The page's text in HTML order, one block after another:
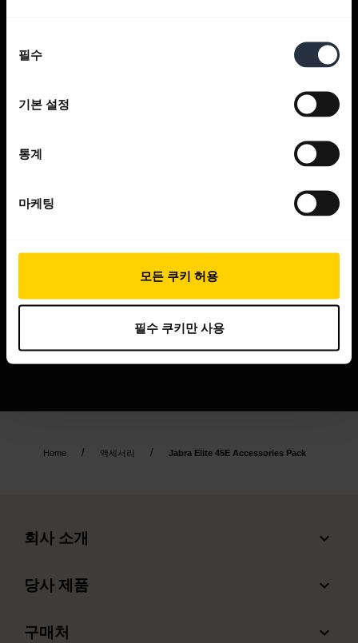
필수
기본 설정
통계
마케팅
모든 쿠키 허용
필수 쿠키만 사용
호환성 가이드
Home 액세서리 Jabra Elite 45E Accessories Pack
expand_more
회사 소개
의 지속 가능성
expand_more
당사 제품
expand_more
구매처